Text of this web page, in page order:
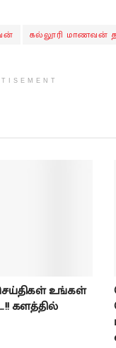
கல்லூரி மாணவன்
உங்கள்
களத்தில்